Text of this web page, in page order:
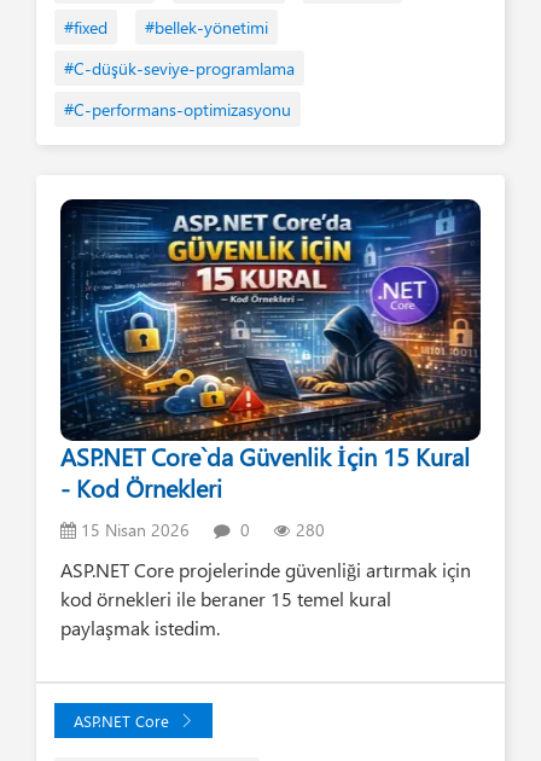
#fixed
#bellek-yönetimi
#C-düşük-seviye-programlama
#C-performans-optimizasyonu
ASP.NET Core`da Güvenlik İçin 15 Kural
- Kod Örnekleri
15 Nisan 2026 0 280
ASP.NET Core projelerinde güvenliği artırmak için
kod örnekleri ile beraner 15 temel kural
paylaşmak istedim.
ASP.NET Core